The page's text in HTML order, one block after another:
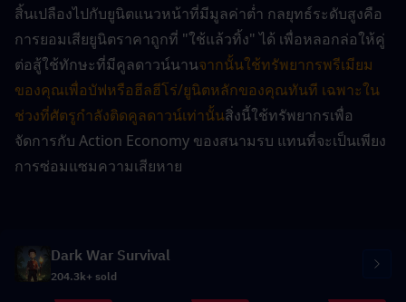
สิ้นเปลืองไปกับยูนิตแนวหน้าที่มีมูลค่าต่ำ กลยุทธ์ระดับสูงคือ
การยอมเสียยูนิตราคาถูกที่ "ใช้แล้วทิ้ง" ได้ เพื่อหลอกล่อให้คู่
ต่อสู้ใช้ทักษะที่มีคูลดาวน์นานจากนั้นใช้ทรัพยากรพรีเมียม
ของคุณเพื่อบัฟหรือฮีลฮีโร่/ยูนิตหลักของคุณทันที เฉพาะใน
ช่วงที่ศัตรูกำลังติดคูลดาวน์เท่านั้นสิ่งนี้ใช้ทรัพยากรเพื่อ
จัดการกับ Action Economy ของสนามรบ แทนที่จะเป็นเพียง
การซ่อมแซมความเสียหาย
Dark War Survival
204.3k+ sold